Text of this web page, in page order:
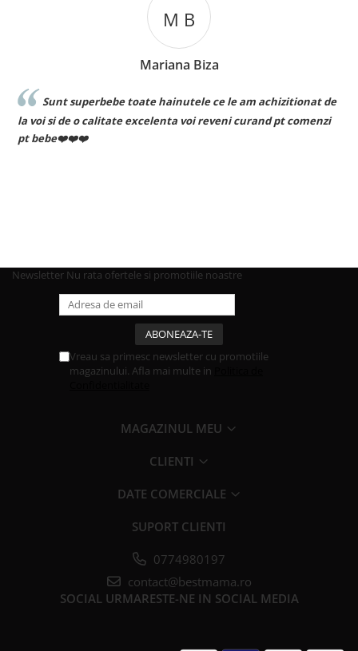
M B
Mariana Biza
Sunt superbebe toate hainutele ce le am achizitionat de
la voi si de o calitate excelenta voi reveni curand pt comenzi
pt bebe❤️❤️❤️
Newsletter Nu rata ofertele si promotiile noastre
Vreau sa primesc newsletter cu promotiile
magazinului. Afla mai multe in
MAGAZINUL MEU
CLIENTI
DATE COMERCIALE
SUPORT CLIENTI
0774980197
contact@bestmama.ro
SOCIAL URMARESTE-NE IN SOCIAL MEDIA